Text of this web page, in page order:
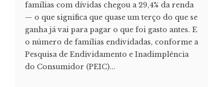
famílias com dívidas chegou a 29,4% da renda
— o que significa que quase um terço do que se
ganha já vai para pagar o que foi gasto antes. E
o número de famílias endividadas, conforme a
Pesquisa de Endividamento e Inadimplência
do Consumidor (PEIC)...